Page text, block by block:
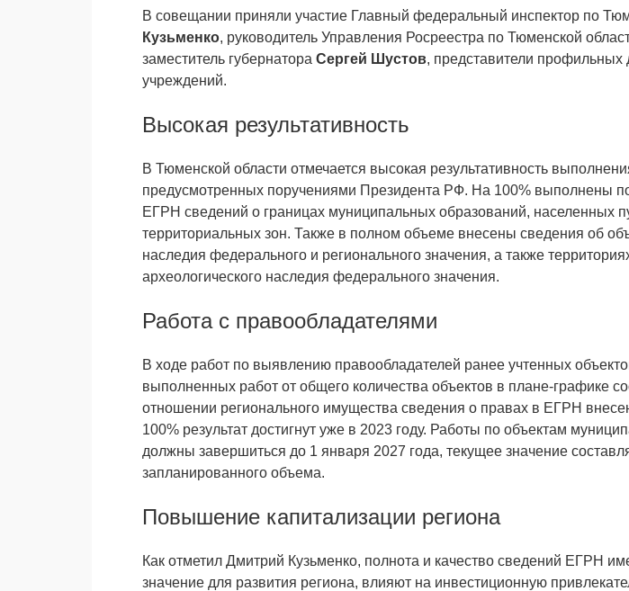
В совещании приняли участие Главный федеральный инспектор по
Кузьменко, руководитель Управления Росреестра по Тюменской
заместитель губернатора Сергей Шустов, представители профильных
учреждений.
Высокая результативность
В Тюменской области отмечается высокая результативность
предусмотренных поручениями Президента РФ. На 100% выполнены
ЕГРН сведений о границах муниципальных образований, населенных
территориальных зон. Также в полном объеме внесены сведения об
наследия федерального и регионального значения, а также
археологического наследия федерального значения.
Работа с правообладателями
В ходе работ по выявлению правообладателей ранее учтенных
выполненных работ от общего количества объектов в плане-графике
отношении регионального имущества сведения о правах в ЕГРН
100% результат достигнут уже в 2023 году. Работы по объектам
должны завершиться до 1 января 2027 года, текущее значение
запланированного объема.
Повышение капитализации региона
Как отметил Дмитрий Кузьменко, полнота и качество сведений ЕГРН
значение для развития региона, влияют на инвестиционную